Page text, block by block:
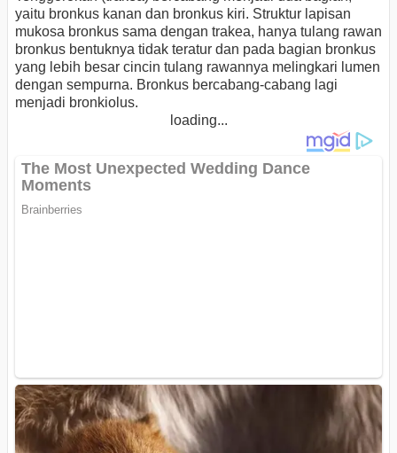
yaitu bronkus kanan dan bronkus kiri. Struktur lapisan
mukosa bronkus sama dengan trakea, hanya tulang rawan
bronkus bentuknya tidak teratur dan pada bagian bronkus
yang lebih besar cincin tulang rawannya melingkari lumen
dengan sempurna. Bronkus bercabang-cabang lagi
menjadi bronkiolus.
loading...